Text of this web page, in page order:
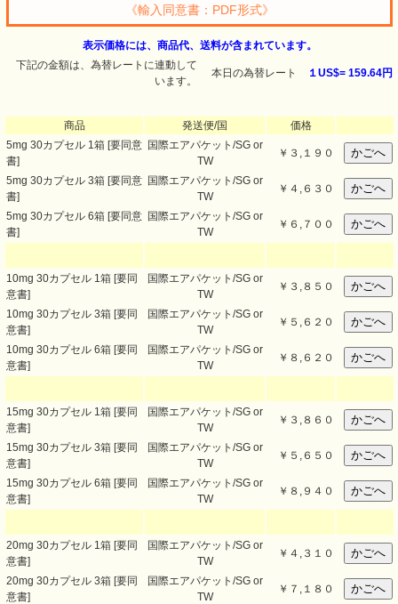
《輸入同意書：PDF形式》
表示価格には、商品代、送料が含まれています。
下記の金額は、為替レートに連動して
います。
本日の為替レート １US$= 159.64円
商品 発送便/国
価格
5mg 30カプセル 1箱 [要同意
書]
国際エアパケット/SG or
TW
￥ ３,１９０
5mg 30カプセル 3箱 [要同意
書]
国際エアパケット/SG or
TW
￥ ４,６３０
5mg 30カプセル 6箱 [要同意
書]
国際エアパケット/SG or
TW
￥ ６,７００
10mg 30カプセル 1箱 [要同
意書]
国際エアパケット/SG or
TW
￥ ３,８５０
10mg 30カプセル 3箱 [要同
意書]
国際エアパケット/SG or
TW
￥ ５,６２０
10mg 30カプセル 6箱 [要同
意書]
国際エアパケット/SG or
TW
￥ ８,６２０
15mg 30カプセル 1箱 [要同
意書]
国際エアパケット/SG or
TW
￥ ３,８６０
15mg 30カプセル 3箱 [要同
意書]
国際エアパケット/SG or
TW
￥ ５,６５０
15mg 30カプセル 6箱 [要同
意書]
国際エアパケット/SG or
TW
￥ ８,９４０
20mg 30カプセル 1箱 [要同
意書]
国際エアパケット/SG or
TW
￥ ４,３１０
20mg 30カプセル 3箱 [要同
意書]
国際エアパケット/SG or
TW
￥ ７,１８０